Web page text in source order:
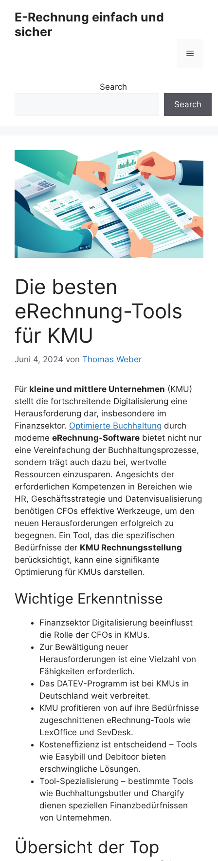
Inhalt
springen
E-Rechnung einfach und
sicher
Menü
Search
Search
Die besten
eRechnung-Tools
für KMU
Juni 4, 2024 von Thomas Weber
Für kleine und mittlere Unternehmen (KMU)
stellt die fortschreitende Digitalisierung eine
Herausforderung dar, insbesondere im
Finanzsektor. Optimierte Buchhaltung durch
moderne eRechnung-Software bietet nicht nur
eine Vereinfachung der Buchhaltungsprozesse,
sondern trägt auch dazu bei, wertvolle
Ressourcen einzusparen. Angesichts der
erforderlichen Kompetenzen in Bereichen wie
HR, Geschäftsstrategie und Datenvisualisierung
benötigen CFOs effektive Werkzeuge, um den
neuen Herausforderungen erfolgreich zu
begegnen. Ein Tool, das die spezifischen
Bedürfnisse der KMU Rechnungsstellung
berücksichtigt, kann eine signifikante
Optimierung für KMUs darstellen.
Wichtige Erkenntnisse
Finanzsektor Digitalisierung beeinflusst
die Rolle der CFOs in KMUs.
Zur Bewältigung neuer
Herausforderungen ist eine Vielzahl von
Fähigkeiten erforderlich.
Das DATEV-Programm ist bei KMUs in
Deutschland weit verbreitet.
KMU profitieren von auf ihre Bedürfnisse
zugeschnittenen eRechnung-Tools wie
LexOffice und SevDesk.
Kosteneffizienz ist entscheidend – Tools
wie Easybill und Debitoor bieten
erschwingliche Lösungen.
Tool-Spezialisierung – bestimmte Tools
wie Buchhaltungsbutler und Chargify
dienen speziellen Finanzbedürfnissen
von Unternehmen.
Übersicht der Top